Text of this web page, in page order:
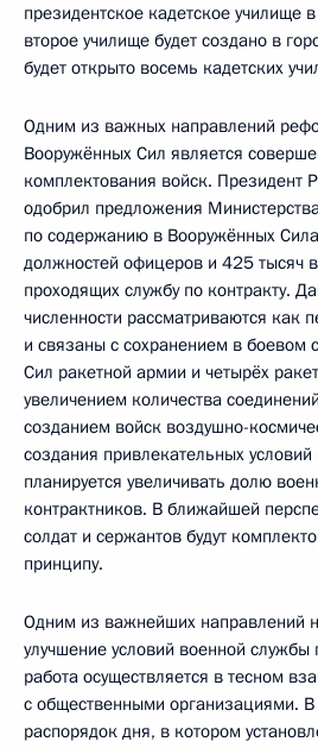
президентское кадетское училище
второе училище будет создано в
будет открыто восемь кадетских
Одним из важных направлений
Вооружённых Сил является
комплектования войск. Президент
одобрил предложения
по содержанию в Вооружённых
должностей офицеров и 425 тысяч
проходящих службу по контракту.
численности рассматриваются как
и связаны с сохранением в боевом
Сил ракетной армии и четырёх
увеличением количества
созданием войск воздушно-
создания привлекательных
планируется увеличивать долю
контрактников. В ближайшей
солдат и сержантов будут
принципу.
Одним из важнейших направлений
улучшение условий военной
работа осуществляется в тесном
с общественными организациями.
распорядок дня, в котором